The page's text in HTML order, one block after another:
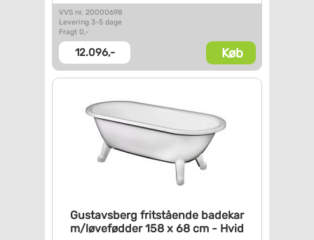
VVS nr. 20000698
Levering 3-5 dage
Fragt 0,-
12.096,- Køb
Gustavsberg fritstående badekar
m/løvefødder 158 x 68 cm - Hvid